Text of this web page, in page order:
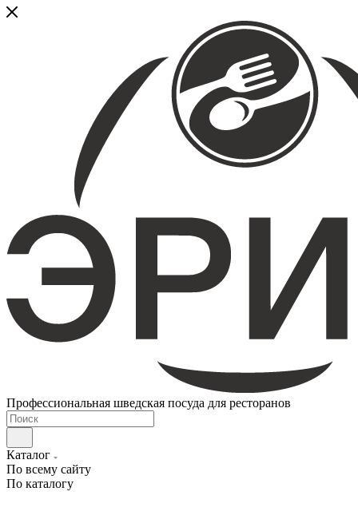
Профессиональная шведская посуда для ресторанов
Каталог
По всему сайту
По каталогу